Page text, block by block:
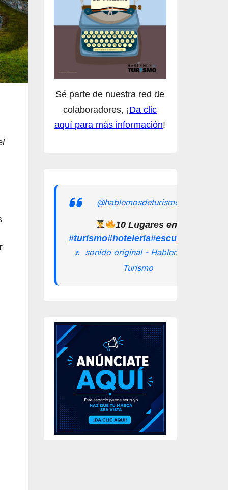
Sé parte de nuestra red de
colaboradores, ¡Da clic
aquí para más información!
@hablemosdeturismomx
10 Lugares en los que
#turismo#hoteleria
♬ sonido original - Hablemos de
Turismo